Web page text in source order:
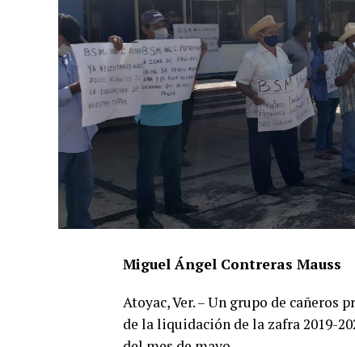
Miguel Ángel Contreras Mauss
Atoyac, Ver. – Un grupo de
de la liquidación de la zafra 2019-